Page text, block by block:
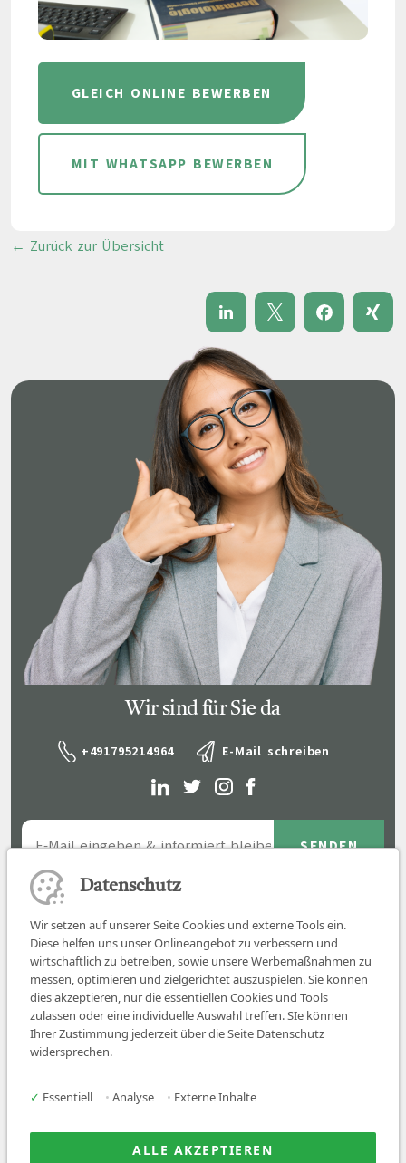
GLEICH ONLINE BEWERBEN
MIT WHATSAPP BEWERBEN
← Zurück zur Übersicht
Wir sind für Sie da
+491795214964 E-Mail schreiben
Job finden
Über uns
News
Datenschutz
Wir setzen auf unserer Seite Cookies und externe Tools ein.
Diese helfen uns unser Onlineangebot zu verbessern und
wirtschaftlich zu betreiben, sowie unsere Werbemaßnahmen zu
messen, optimieren und zielgerichtet auszuspielen. Sie können
dies akzeptieren, nur die essentiellen Cookies und Tools
zulassen oder eine individuelle Auswahl treffen. SIe können
Ihrer Zustimmung jederzeit über die Seite Datenschutz
widersprechen.
✓ Essentiell • Analyse • Externe Inhalte
ALLE AKZEPTIEREN